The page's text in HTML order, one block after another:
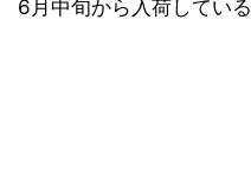
6月中旬から入荷している